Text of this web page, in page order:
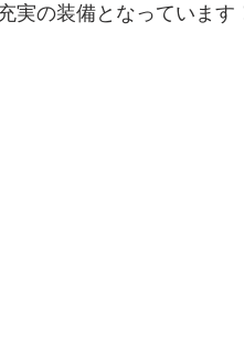
実の装備となっています